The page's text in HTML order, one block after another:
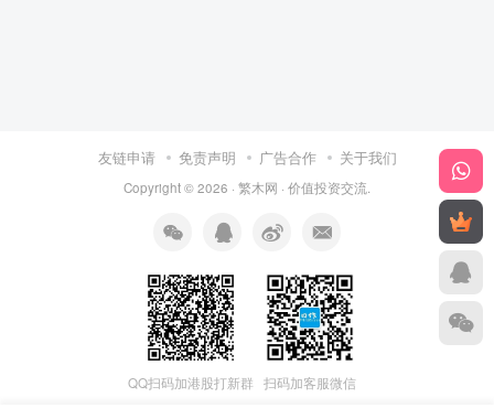
友链申请 免责声明 广告合作 关于我们
Copyright © 2026 · 繁木网 · 价值投资交流
QQ扫码加港股打新群 扫码加客服微信